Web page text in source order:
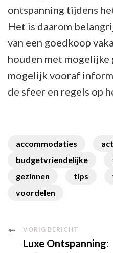
ontspanning tijdens
Het is daarom
van een goedkoop
houden met
mogelijk vooraf
de sfeer en regels op
accommodaties
budgetvriendelijke
gezinnen
tips
voordelen
VORIG BERICHT
Luxe Ontspanning: